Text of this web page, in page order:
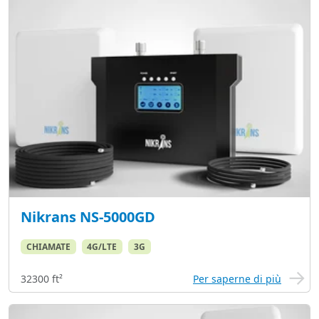
Nikrans NS-5000GD
CHIAMATE 4G/LTE 3G
32300 ft² Per saperne di più